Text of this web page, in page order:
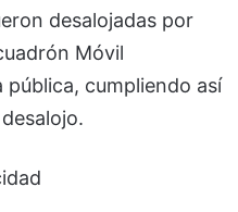
desalojadas por
Móvil
cumpliendo así